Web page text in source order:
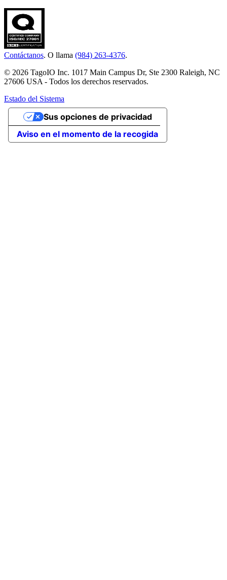
Contáctanos. O llama (984) 263-4376.
© 2026 TagoIO Inc. 1017 Main Campus Dr, Ste 2300 Raleigh, NC
27606 USA - Todos los derechos reservados.
Estado del Sistema
Aviso en el momento de la recogida
Sus opciones de privacidad